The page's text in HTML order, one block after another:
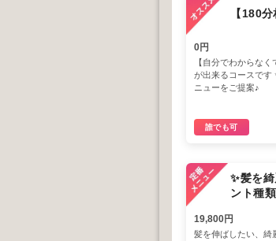
【180分
0円
【自分でわからな
が出来るコースです
ニューをご提案♪
誰でも可
✨髪を
ント種類
19,800円
髪を伸ばしたい、綺